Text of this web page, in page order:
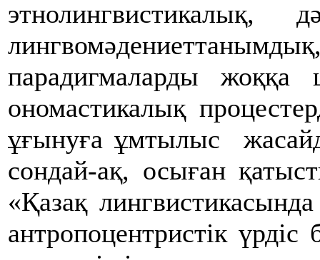
этнолингвистикалық,
парадигмаларды жоққа
ономастикалық
ұғынуға ұмтылыс
сондай-ақ, осыған
«Қазақ
антропоцентристік